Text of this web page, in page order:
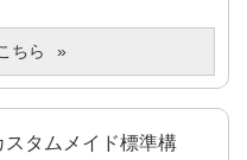
ちら
スタムメイド標準構